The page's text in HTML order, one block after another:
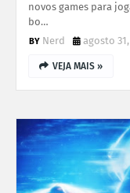
novos games para
bo…
Nerd
agosto 31,
VEJA MAIS »